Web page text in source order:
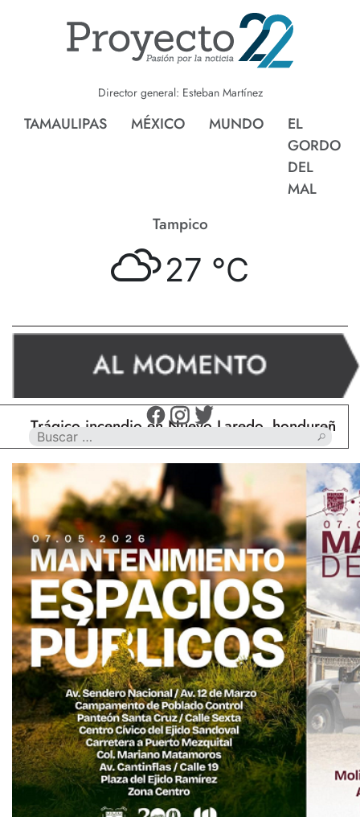
Director general: Esteban Martínez
TAMAULIPAS MÉXICO MUNDO
EL
GORDO
DEL
MAL
Tampico
27 °C
incendio en Nuevo Laredo, hondureño